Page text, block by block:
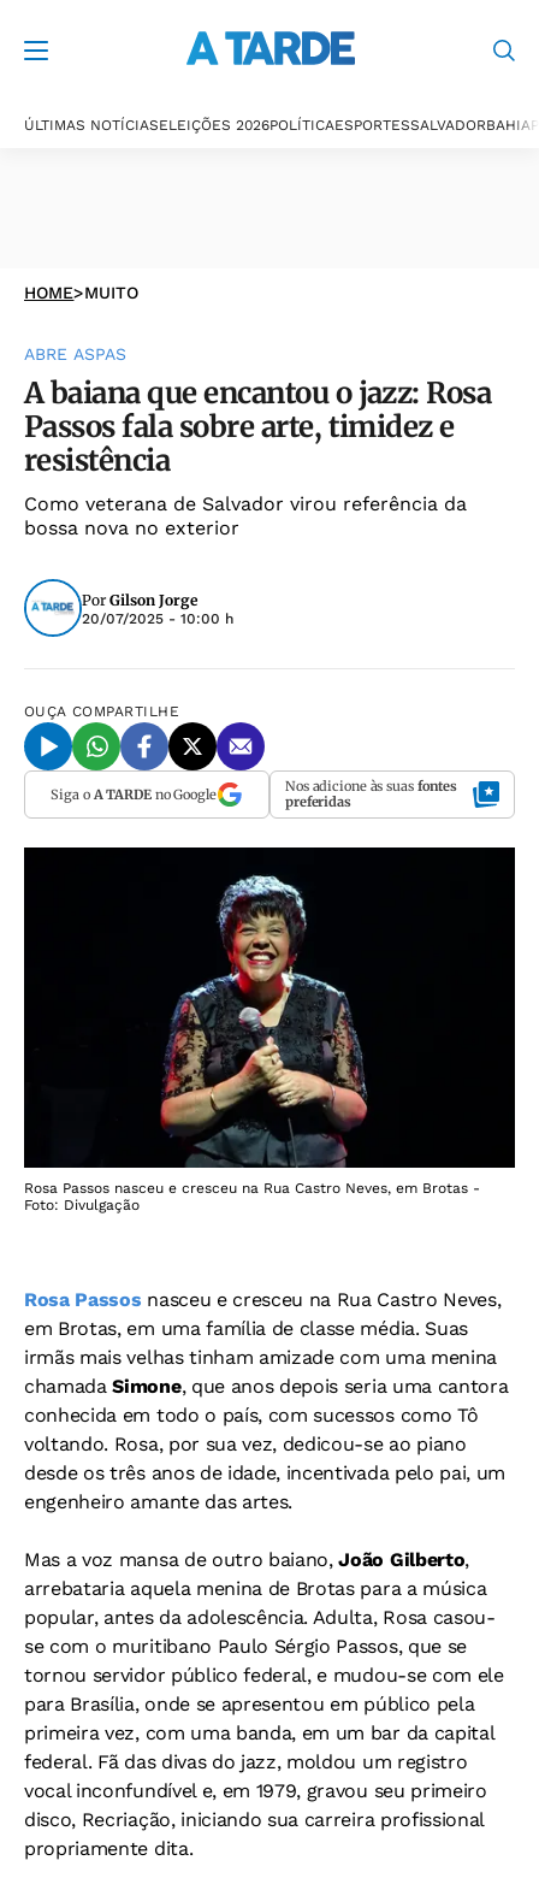
ÚLTIMAS NOTÍCIASELEIÇÕES 2026POLÍTICAESPORTESSALVADORBAHIA
HOME>MUITO
ABRE ASPAS
A baiana que encantou o jazz: Rosa
Passos fala sobre arte, timidez e
resistência
Como veterana de Salvador virou referência da
bossa nova no exterior
Por Gilson Jorge
20/07/2025 - 10:00 h
OUÇA COMPARTILHE
Siga o A TARDEno Google Nos adicione às suas fontes
preferidas
Rosa Passos nasceu e cresceu na Rua Castro Neves, em Brotas -
Foto: Divulgação
Rosa Passos nasceu e cresceu na Rua Castro Neves,
em Brotas, em uma família de classe média. Suas
irmãs mais velhas tinham amizade com uma menina
chamadaSimone, que anos depois seria uma cantora
conhecida em todo o país, com sucessos como Tô
voltando. Rosa, por sua vez, dedicou-se ao piano
desde os três anos de idade, incentivada pelo pai, um
engenheiro amante das artes.
Mas a voz mansa de outro baiano,João Gilberto,
arrebataria aquela menina de Brotas para a música
popular, antes da adolescência. Adulta, Rosa casou-
se com o muritibano Paulo Sérgio Passos, que se
tornou servidor público federal, e mudou-se com ele
para Brasília, onde se apresentou em público pela
primeira vez, com uma banda, em um bar da capital
federal. Fã das divas do jazz, moldou um registro
vocal inconfundível e, em 1979, gravou seu primeiro
disco, Recriação, iniciando sua carreira profissional
propriamente dita.